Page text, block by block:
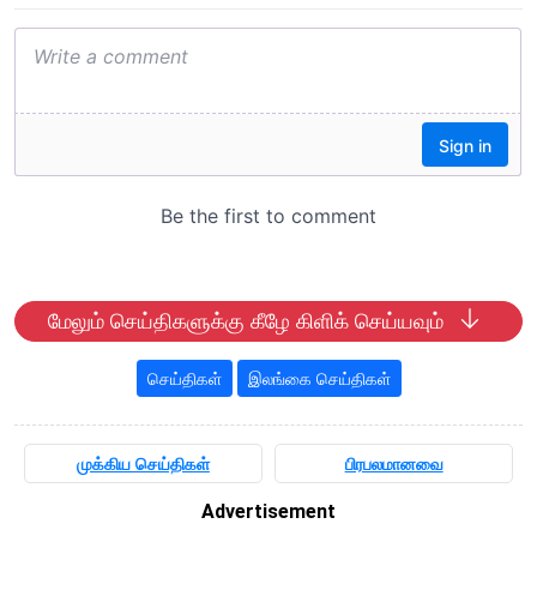
மேலும் செய்திகளுக்கு கீழே கிளிக் செய்யவும்
செய்திகள் இலங்கை செய்திகள்
முக்கிய செய்திகள் பிரபலமானவை
Advertisement